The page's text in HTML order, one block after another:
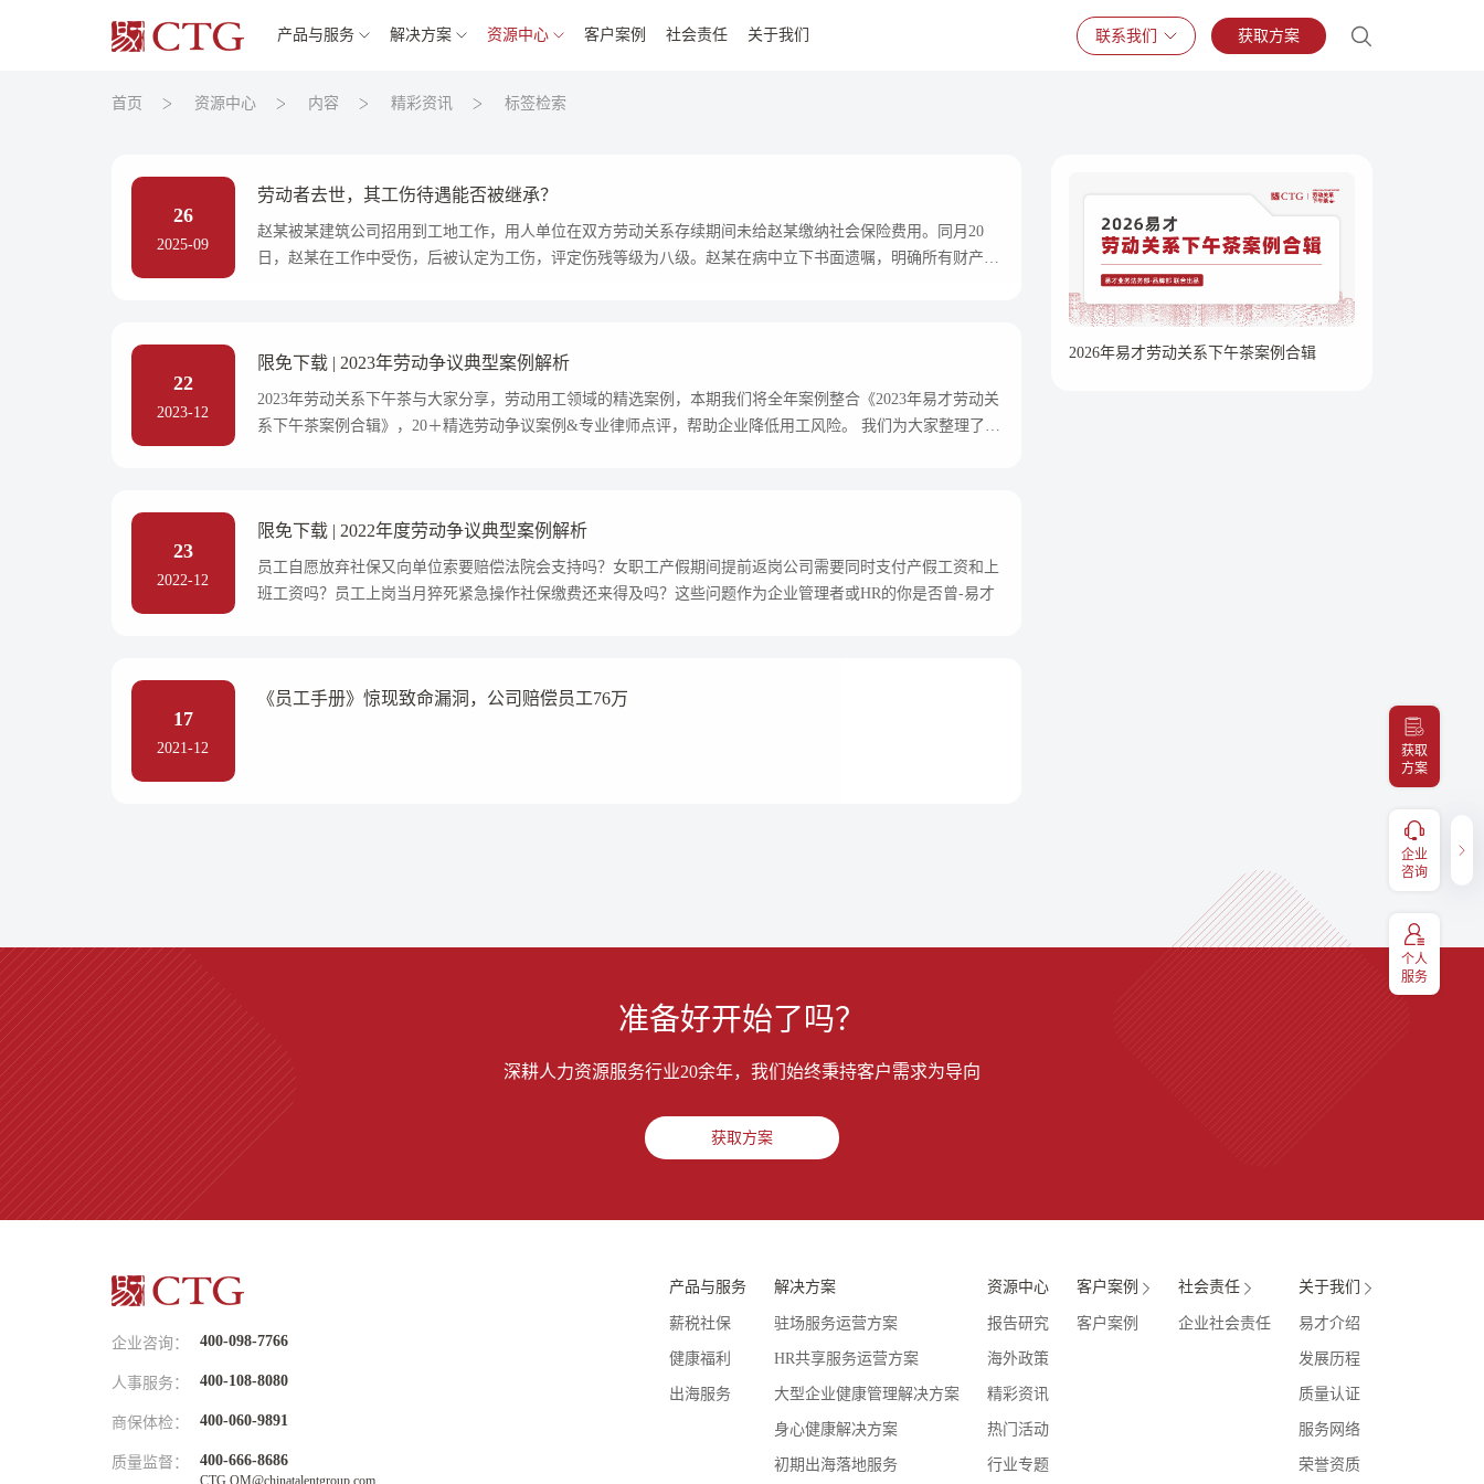
产品与服务 解决方案 资源中心 客户案例 社会责任 关于我们 联系我们 获取方案
首页 资源中心 内容 精彩资讯 标签检索
26
2025-09
劳动者去世，其工伤待遇能否被继承？
赵某被某建筑公司招用到工地工作，用人单位在双方劳动关系存续期间未给赵某缴纳社会保险费用。同月20
日，赵某在工作中受伤，后被认定为工伤，评定伤残等级为八级。赵某在病中立下书面遗嘱，明确所有财产由
22
2023-12
限免下载 | 2023年劳动争议典型案例解析
2023年劳动关系下午茶与大家分享，劳动用工领域的精选案例，本期我们将全年案例整合《2023年易才劳动关
系下午茶案例合辑》，20＋精选劳动争议案例&专业律师点评，帮助企业降低用工风险。 我们为大家整理了合
23
2022-12
限免下载 | 2022年度劳动争议典型案例解析
员工自愿放弃社保又向单位索要赔偿法院会支持吗？女职工产假期间提前返岗公司需要同时支付产假工资和上
班工资吗？员工上岗当月猝死紧急操作社保缴费还来得及吗？这些问题作为企业管理者或HR的你是否曾-易才
17
2021-12
《员工手册》惊现致命漏洞，公司赔偿员工76万
2026年易才劳动关系下午茶案例合辑
准备好开始了吗？
深耕人力资源服务行业20余年，我们始终秉持客户需求为导向
获取方案
企业咨询： 400-098-7766
人事服务： 400-108-8080
商保体检： 400-060-9891
质量监督： 400-666-8686
CTG.QM@chinatalentgroup.com
产品与服务
薪税社保
健康福利
出海服务
解决方案
驻场服务运营方案
HR共享服务运营方案
大型企业健康管理解决方案
身心健康解决方案
初期出海落地服务
资源中心
报告研究
海外政策
精彩资讯
热门活动
行业专题
客户案例
客户案例
社会责任
企业社会责任
关于我们
易才介绍
发展历程
质量认证
服务网络
荣誉资质
获取
方案
企业
咨询
400-098-7766
个人
服务
兑换、EAP等福利享受，扫码关
注“易百汇"